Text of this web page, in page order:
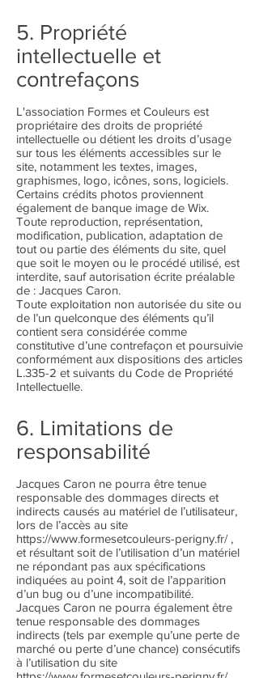
5. Propriété
intellectuelle et
contrefaçons
L'association Formes et Couleurs est
propriétaire des droits de propriété
intellectuelle ou détient les droits d’usage
sur tous les éléments accessibles sur le
site, notamment les textes, images,
graphismes, logo, icônes, sons, logiciels.
Certains crédits photos proviennent
également de banque image de Wix.
Toute reproduction, représentation,
modification, publication, adaptation de
tout ou partie des éléments du site, quel
que soit le moyen ou le procédé utilisé, est
interdite, sauf autorisation écrite préalable
de : Jacques Caron.
Toute exploitation non autorisée du site ou
de l’un quelconque des éléments qu’il
contient sera considérée comme
constitutive d’une contrefaçon et poursuivie
conformément aux dispositions des articles
L.335-2 et suivants du Code de Propriété
Intellectuelle.
6. Limitations de
responsabilité
Jacques Caron ne pourra être tenue
responsable des dommages directs et
indirects causés au matériel de l’utilisateur,
lors de l’accès au site
https://www.formesetcouleurs-perigny.fr/,
et résultant soit de l’utilisation d’un matériel
ne répondant pas aux spécifications
indiquées au point 4, soit de l’apparition
d’un bug ou d’une incompatibilité.
Jacques Caron ne pourra également être
tenue responsable des dommages
indirects (tels par exemple qu’une perte de
marché ou perte d’une chance) consécutifs
à l’utilisation du site